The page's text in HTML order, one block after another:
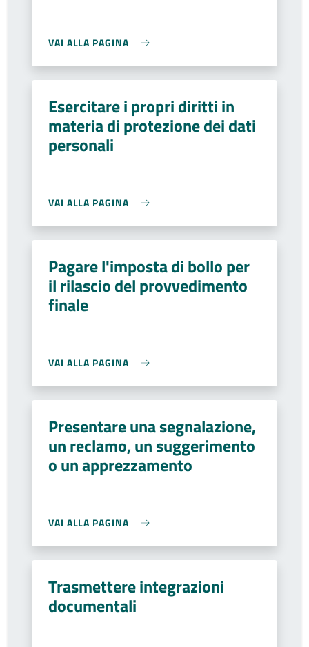
VAI ALLA PAGINA
Esercitare i propri diritti in
materia di protezione dei dati
personali
VAI ALLA PAGINA
Pagare l'imposta di bollo per
il rilascio del provvedimento
finale
VAI ALLA PAGINA
Presentare una segnalazione,
un reclamo, un suggerimento
o un apprezzamento
VAI ALLA PAGINA
Trasmettere integrazioni
documentali